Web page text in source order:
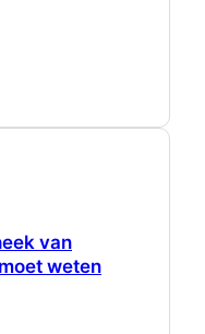
van
weten